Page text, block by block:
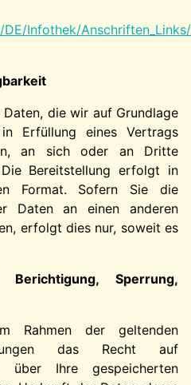
Infothek/
die wir auf Grundlage
Erfüllung eines Vertrags
an sich oder an Dritte
Bereitstellung erfolgt in
Format. Sofern Sie die
Daten an einen anderen
erfolgt dies nur, soweit es
Sperrung,
Rahmen der geltenden
das Recht auf
über Ihre gespeicherten